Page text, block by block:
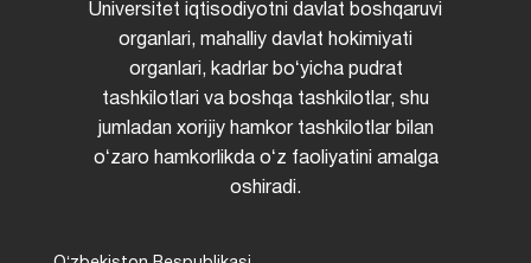
Universitet iqtisodiyotni davlat boshqaruvi
organlari, mahalliy davlat hokimiyati
organlari, kadrlar boʻyicha pudrat
tashkilotlari va boshqa tashkilotlar, shu
jumladan xorijiy hamkor tashkilotlar bilan
oʻzaro hamkorlikda oʻz faoliyatini amalga
oshiradi.